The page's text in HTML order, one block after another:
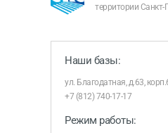
территории Санкт-
Наши базы:
ул. Благодатная, д.63,
+7 (812) 740-17-17
Режим работы: